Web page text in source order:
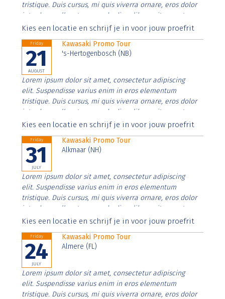
tristique. Duis cursus, mi quis viverra ornare, eros dolor
interdum nulla, ut commodo diam libero vitae erat.
Aenean faucibus nibh et justo cursus id rutrum lorem
Kies een locatie en schrijf je in voor jouw proefrit
Friday
21
AUGUST
Kawasaki Promo Tour
's-Hertogenbosch (NB)
Lorem ipsum dolor sit amet, consectetur adipiscing
elit. Suspendisse varius enim in eros elementum
tristique. Duis cursus, mi quis viverra ornare, eros dolor
interdum nulla, ut commodo diam libero vitae erat.
Aenean faucibus nibh et justo cursus id rutrum lorem
Kies een locatie en schrijf je in voor jouw proefrit
Friday
31
JULY
Kawasaki Promo Tour
Alkmaar (NH)
Lorem ipsum dolor sit amet, consectetur adipiscing
elit. Suspendisse varius enim in eros elementum
tristique. Duis cursus, mi quis viverra ornare, eros dolor
interdum nulla, ut commodo diam libero vitae erat.
Aenean faucibus nibh et justo cursus id rutrum lorem
Kies een locatie en schrijf je in voor jouw proefrit
Friday
24
JULY
Kawasaki Promo Tour
Almere (FL)
Lorem ipsum dolor sit amet, consectetur adipiscing
elit. Suspendisse varius enim in eros elementum
tristique. Duis cursus, mi quis viverra ornare, eros dolor